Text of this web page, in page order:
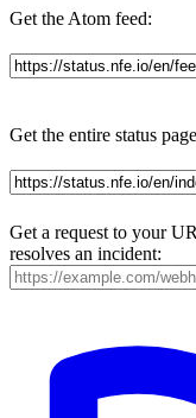
Get the Atom feed:
Get the entire status
Get a request to your
resolves an incident: